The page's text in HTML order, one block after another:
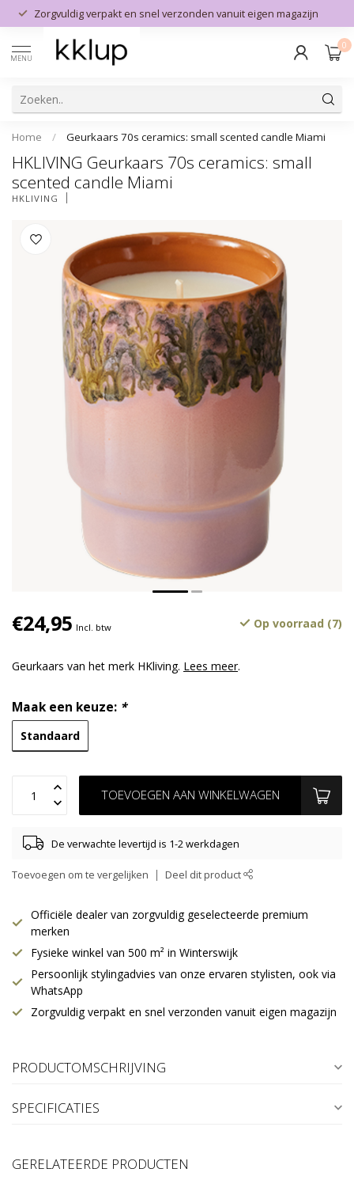
Zorgvuldig verpakt en snel verzonden vanuit eigen magazijn
MENU
0
Home / Geurkaars 70s ceramics: small scented candle Miami
HKLIVING Geurkaars 70s ceramics: small
scented candle Miami
HKLIVING
€24,95 Incl. btw Op voorraad (7)
Geurkaars van het merk HKliving. Lees meer.
Maak een keuze: *
Standaard
TOEVOEGEN AAN WINKELWAGEN
De verwachte levertijd is 1-2 werkdagen
Toevoegen om te vergelijken Deel dit product
Officiële dealer van zorgvuldig geselecteerde premium
merken
Fysieke winkel van 500 m² in Winterswijk
Persoonlijk stylingadvies van onze ervaren stylisten, ook via
WhatsApp
Zorgvuldig verpakt en snel verzonden vanuit eigen magazijn
PRODUCTOMSCHRIJVING
SPECIFICATIES
GERELATEERDE PRODUCTEN